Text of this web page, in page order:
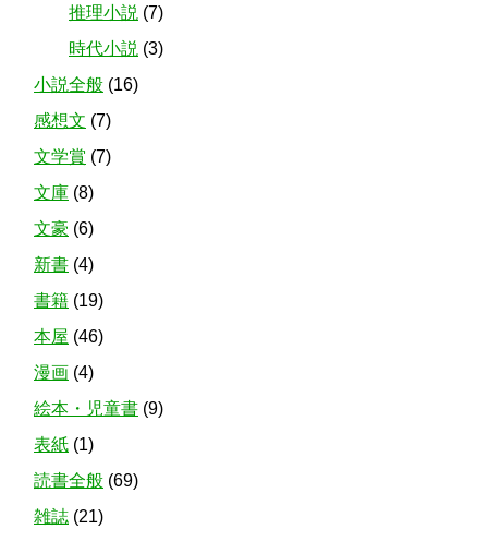
推理小説 (7)
時代小説 (3)
小説全般 (16)
感想文 (7)
文学賞 (7)
文庫 (8)
文豪 (6)
新書 (4)
書籍 (19)
本屋 (46)
漫画 (4)
絵本・児童書 (9)
表紙 (1)
読書全般 (69)
雑誌 (21)